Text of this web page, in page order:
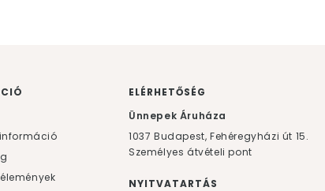
ELÉRHETŐSÉG
Ünnepek Áruháza
1037 Budapest, Fehéregyházi út 15.
Személyes átvételi pont
NYITVATARTÁS